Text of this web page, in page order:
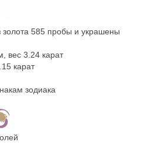
585 пробы и украшены
вес 3.24 карат
карат
зодиака